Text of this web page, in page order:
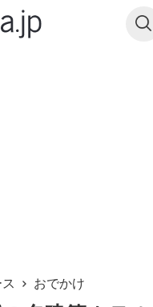
おでかけ